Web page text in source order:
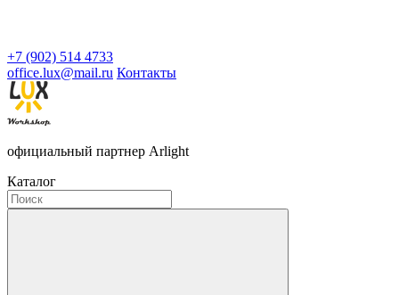
+7 (902) 514 4733
office.lux@mail.ru Контакты
официальный партнер Arlight
Каталог